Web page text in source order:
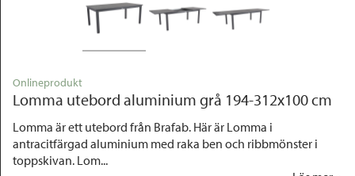
Onlineprodukt
Lomma utebord aluminium grå 194-312x100 cm
Lomma är ett utebord från Brafab. Här är Lomma i
antracitfärgad aluminium med raka ben och ribbmönster i
toppskivan. Lom...